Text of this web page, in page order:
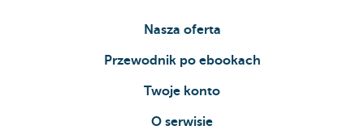
Nasza oferta
Przewodnik po ebookach
Twoje konto
O serwisie